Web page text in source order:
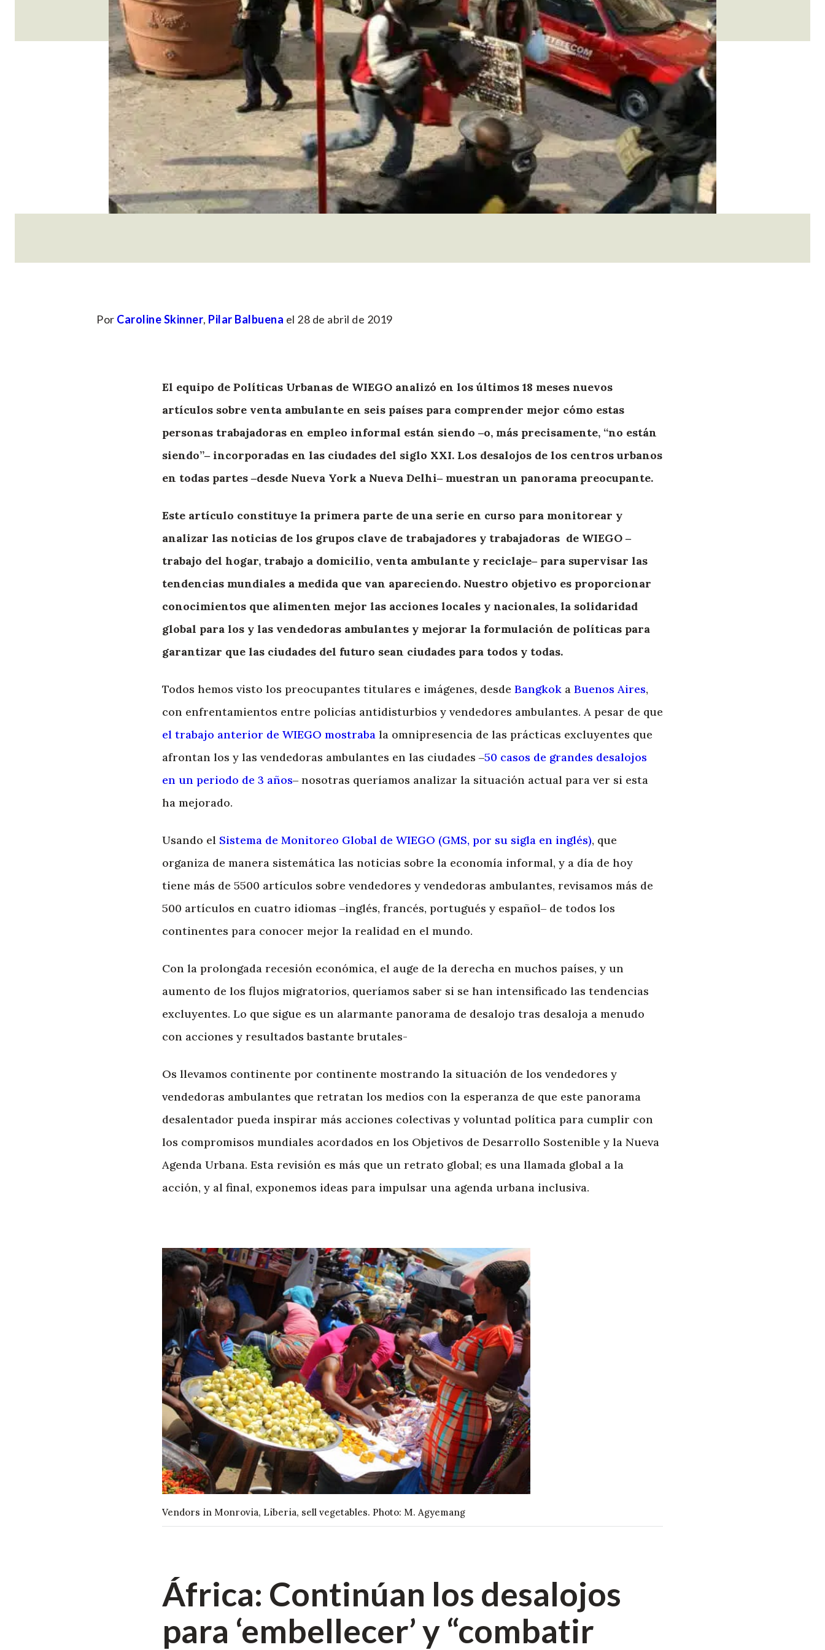
Por Caroline Skinner, Pilar Balbuena el 28 de abril de 2019
El equipo de Políticas Urbanas de WIEGO analizó en los últimos 18 meses nuevos
artículos sobre venta ambulante en seis países para comprender mejor cómo estas
personas trabajadoras en empleo informal están siendo ‒o, más precisamente, “no están
siendo”‒ incorporadas en las ciudades del siglo XXI. Los desalojos de los centros urbanos
en todas partes ‒desde Nueva York a Nueva Delhi‒ muestran un panorama preocupante.
Este artículo constituye la primera parte de una serie en curso para monitorear y
analizar las noticias de los grupos clave de trabajadores y trabajadoras de WIEGO ‒
trabajo del hogar, trabajo a domicilio, venta ambulante y reciclaje‒ para supervisar las
tendencias mundiales a medida que van apareciendo. Nuestro objetivo es proporcionar
conocimientos que alimenten mejor las acciones locales y nacionales, la solidaridad
global para los y las vendedoras ambulantes y mejorar la formulación de políticas para
garantizar que las ciudades del futuro sean ciudades para todos y todas.
Todos hemos visto los preocupantes titulares e imágenes, desde Bangkok a Buenos Aires,
con enfrentamientos entre policías antidisturbios y vendedores ambulantes. A pesar de que
el trabajo anterior de WIEGO mostraba la omnipresencia de las prácticas excluyentes que
afrontan los y las vendedoras ambulantes en las ciudades ‒50 casos de grandes desalojos
en un periodo de 3 años‒ nosotras queríamos analizar la situación actual para ver si esta
ha mejorado.
Usando el Sistema de Monitoreo Global de WIEGO (GMS, por su sigla en inglés), que
organiza de manera sistemática las noticias sobre la economía informal, y a día de hoy
tiene más de 5500 artículos sobre vendedores y vendedoras ambulantes, revisamos más de
500 artículos en cuatro idiomas ‒inglés, francés, portugués y español‒ de todos los
continentes para conocer mejor la realidad en el mundo.
Con la prolongada recesión económica, el auge de la derecha en muchos países, y un
aumento de los flujos migratorios, queríamos saber si se han intensificado las tendencias
excluyentes. Lo que sigue es un alarmante panorama de desalojo tras desaloja a menudo
con acciones y resultados bastante brutales-
Os llevamos continente por continente mostrando la situación de los vendedores y
vendedoras ambulantes que retratan los medios con la esperanza de que este panorama
desalentador pueda inspirar más acciones colectivas y voluntad política para cumplir con
los compromisos mundiales acordados en los Objetivos de Desarrollo Sostenible y la Nueva
Agenda Urbana. Esta revisión es más que un retrato global; es una llamada global a la
acción, y al final, exponemos ideas para impulsar una agenda urbana inclusiva.
Vendors in Monrovia, Liberia, sell vegetables. Photo: M. Agyemang
África: Continúan los desalojos
para ‘embellecer’ y “combatir